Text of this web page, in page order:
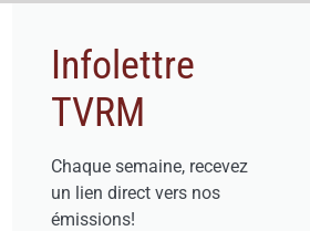
Infolettre
TVRM
Chaque semaine, recevez
un lien direct vers nos
émissions!